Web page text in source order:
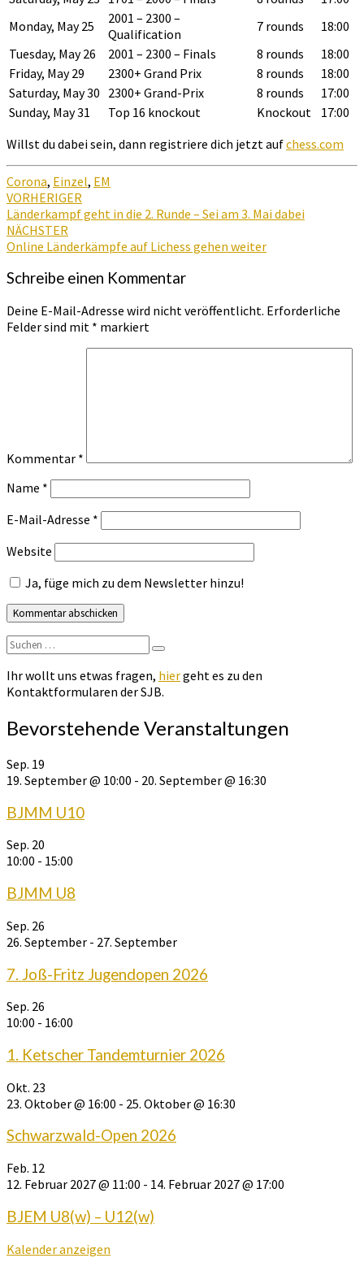
Monday, May 25
2001 – 2300 –
Qualification
7 rounds
18:00
Tuesday, May 26
2001 – 2300 – Finals 8 rounds
18:00
Friday, May 29
2300+ Grand Prix 8 rounds
18:00
Saturday, May 30 2300+ Grand-Prix 8 rounds
17:00
Sunday, May 31
Top 16 knockout Knockout
17:00
Willst du dabei sein, dann registriere dich jetzt aufchess.com
Corona, Einzel, EM
Beitragsnavigation
VORHERIGER
Länderkampf geht in die 2. Runde – Sei am 3. Mai dabei
NÄCHSTER
Online Länderkämpfe auf Lichess gehen weiter
Schreibe einen Kommentar
Deine E-Mail-Adresse wird nicht veröffentlicht. Erforderliche
Felder sind mit * markiert
Kommentar *
Name *
E-Mail-Adresse *
Website
Ja, füge mich zu dem Newsletter hinzu!
Suchen
nach:
Suchen
Ihr wollt uns etwas fragen, hiergeht es zu den
Kontaktformularen der SJB.
Bevorstehende Veranstaltungen
Sep. 19
19. September @ 10:00 - 20. September @ 16:30
BJMM U10
Sep. 20
10:00 - 15:00
BJMM U8
Sep. 26
26. September - 27. September
7. Joß-Fritz Jugendopen 2026
Sep. 26
10:00 - 16:00
1. Ketscher Tandemturnier 2026
Okt. 23
23. Oktober @ 16:00 - 25. Oktober @ 16:30
Schwarzwald-Open 2026
Feb. 12
12. Februar 2027 @ 11:00 - 14. Februar 2027 @ 17:00
BJEM U8(w) – U12(w)
Kalender anzeigen